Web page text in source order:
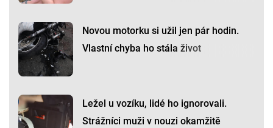
Novou motorku si užil jen pár hodin.
Vlastní chyba ho stála život
Ležel u vozíku, lidé ho ignorovali.
Strážníci muži v nouzi okamžitě